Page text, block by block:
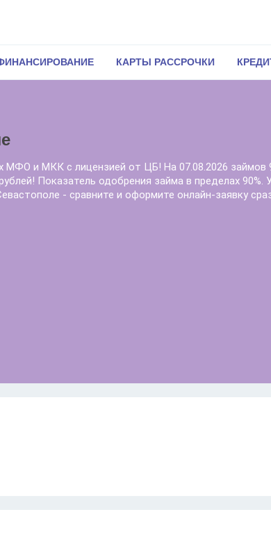
КАРТЫ РАССРОЧКИ
МФО и МКК с лицензией от ЦБ! На 07.08.2026 займов
Показатель одобрения займа в пределах 90%.
- сравните и оформите онлайн-заявку